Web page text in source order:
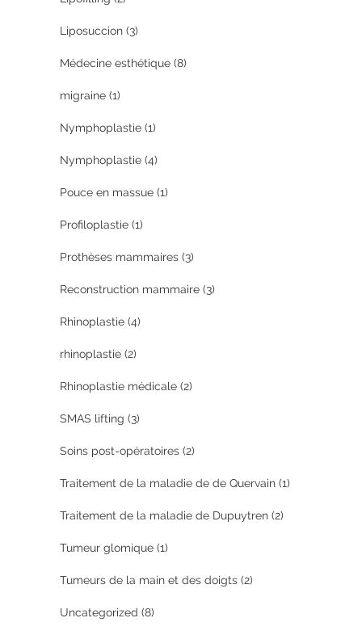
Liposuccion (3)
Médecine esthétique (8)
migraine (1)
Nymphoplastie (1)
Nymphoplastie (4)
Pouce en massue (1)
Profiloplastie (1)
Prothèses mammaires (3)
Reconstruction mammaire (3)
Rhinoplastie (4)
rhinoplastie (2)
Rhinoplastie médicale (2)
SMAS lifting (3)
Soins post-opératoires (2)
Traitement de la maladie de de Quervain (1)
Traitement de la maladie de Dupuytren (2)
Tumeur glomique (1)
Tumeurs de la main et des doigts (2)
Uncategorized (8)